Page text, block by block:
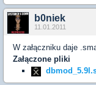
b0niek
11.01.2011
W załączniku daje
Załączone pliki